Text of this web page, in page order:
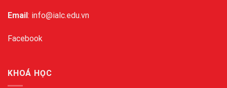
Email: info@ialc.edu.vn
Facebook
KHOÁ HỌC